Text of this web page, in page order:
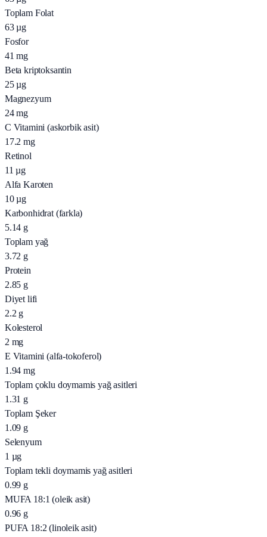
Toplam Folat
63 µg
Fosfor
41 mg
Beta kriptoksantin
25 µg
Magnezyum
24 mg
C Vitamini (askorbik asit)
17.2 mg
Retinol
11 µg
Alfa Karoten
10 µg
Karbonhidrat (farkla)
5.14 g
Toplam yağ
3.72 g
Protein
2.85 g
Diyet lifi
2.2 g
Kolesterol
2 mg
E Vitamini (alfa-tokoferol)
1.94 mg
Toplam çoklu doymamis yağ asitleri
1.31 g
Toplam Şeker
1.09 g
Selenyum
1 µg
Toplam tekli doymamis yağ asitleri
0.99 g
MUFA 18:1 (oleik asit)
0.96 g
PUFA 18:2 (linoleik asit)